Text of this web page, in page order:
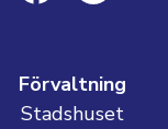
Förvaltning
Stadshuset